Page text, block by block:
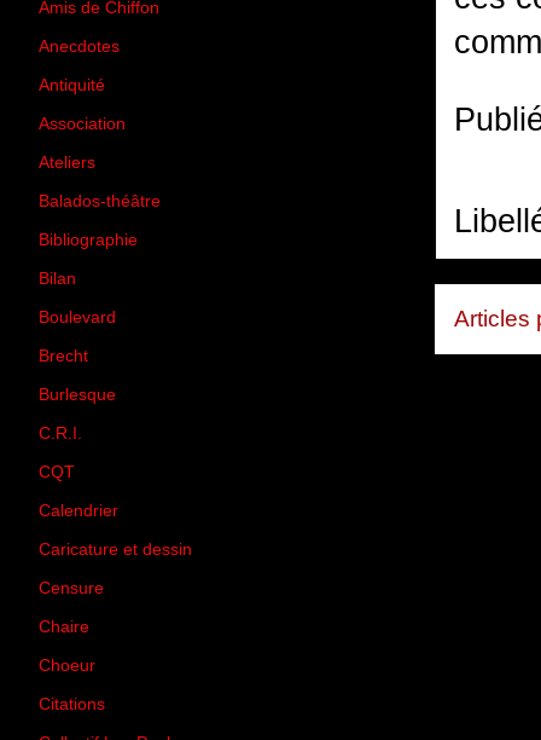
Articles
Amis de Chiffon
Anecdotes
Antiquité
Association
Ateliers
Balados-théâtre
Bibliographie
Bilan
Boulevard
Brecht
Burlesque
C.R.I.
CQT
Calendrier
Caricature et dessin
Censure
Chaire
Choeur
Citations